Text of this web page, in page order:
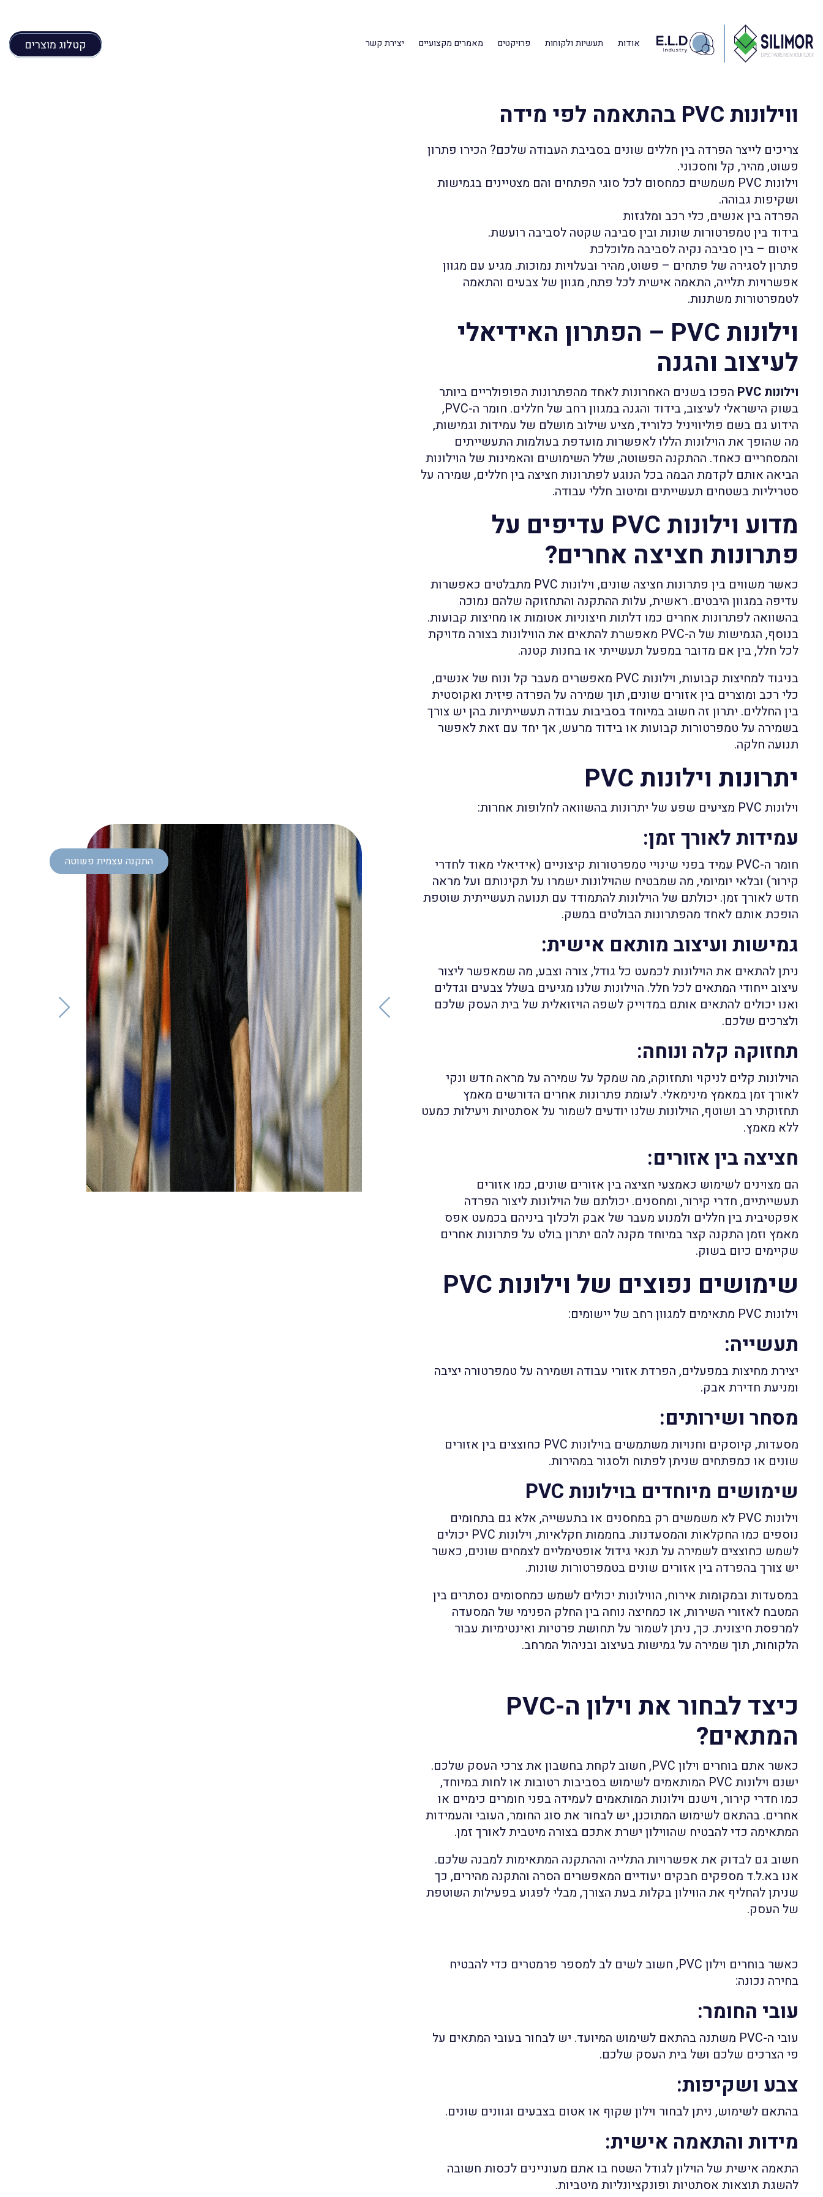
אודות תעשיות ולקוחות פרויקטים מאמרים מקצועיים יצירת קשר קטלוג מוצרים דף הבית»מוצרים» וילונות PVC »ווילונות PVC בהתאמה לפי מידה
ווילונות PVC בהתאמה לפי מידה
צריכים לייצר הפרדה בין חללים שונים בסביבת העבודה שלכם? הכירו פתרון
פשוט, מהיר, קל וחסכוני.
וילונות PVC משמשים כמחסום לכל סוגי הפתחים והם מצטיינים בגמישות
ושקיפות גבוהה.
הפרדה בין אנשים, כלי רכב ומלגזות
בידוד בין טמפרטורות שונות ובין סביבה שקטה לסביבה רועשת.
איטום – בין סביבה נקיה לסביבה מלוכלכת
פתרון לסגירה של פתחים – פשוט, מהיר ובעלויות נמוכות. מגיע עם מגוון
אפשרויות תלייה, התאמה אישית לכל פתח, מגוון של צבעים והתאמה
לטמפרטורות משתנות.
וילונות PVC – הפתרון האידיאלי
לעיצוב והגנה
וילונות PVC
הפכו בשנים האחרונות לאחד מהפתרונות הפופולריים ביותר
בשוק הישראלי לעיצוב, בידוד והגנה במגוון רחב של חללים. חומר ה-PVC,
הידוע גם בשם פוליוויניל כלוריד, מציע שילוב מושלם של עמידות וגמישות,
מה שהופך את הוילונות הללו לאפשרות מועדפת בעולמות התעשייתים
והמסחריים כאחד. ההתקנה הפשוטה, שלל השימושים והאמינות של הוילונות
הביאה אותם לקדמת הבמה בכל הנוגע לפתרונות חציצה בין חללים, שמירה על
סטריליות בשטחים תעשייתים ומיטוב חללי עבודה.
מדוע וילונות PVC עדיפים על
פתרונות חציצה אחרים?
כאשר משווים בין פתרונות חציצה שונים, וילונות PVC מתבלטים כאפשרות
עדיפה במגוון היבטים. ראשית, עלות ההתקנה והתחזוקה שלהם נמוכה
בהשוואה לפתרונות אחרים כמו דלתות חיצוניות אטומות או מחיצות קבועות.
בנוסף, הגמישות של ה-PVC מאפשרת להתאים את הווילונות בצורה מדויקת
לכל חלל, בין אם מדובר במפעל תעשייתי או בחנות קטנה.
בניגוד למחיצות קבועות, וילונות PVC מאפשרים מעבר קל ונוח של אנשים,
כלי רכב ומוצרים בין אזורים שונים, תוך שמירה על הפרדה פיזית ואקוסטית
בין החללים. יתרון זה חשוב במיוחד בסביבות עבודה תעשייתיות בהן יש צורך
בשמירה על טמפרטורות קבועות או בידוד מרעש, אך יחד עם זאת לאפשר
תנועה חלקה.
יתרונות וילונות PVC
וילונות PVC מציעים שפע של יתרונות בהשוואה לחלופות אחרות:
עמידות לאורך זמן:
חומר ה-PVC עמיד בפני שינויי טמפרטורות קיצוניים (אידיאלי מאוד לחדרי
קירור) ובלאי יומיומי, מה שמבטיח שהוילונות ישמרו על תקינותם ועל מראה
חדש לאורך זמן. יכולתם של הוילונות להתמודד עם תנועה תעשייתית שוטפת
הופכת אותם לאחד מהפתרונות הבולטים במשק.
גמישות ועיצוב מותאם אישית:
ניתן להתאים את הוילונות לכמעט כל גודל, צורה וצבע, מה שמאפשר ליצור
עיצוב ייחודי המתאים לכל חלל. הוילונות שלנו מגיעים בשלל צבעים וגדלים
ואנו יכולים להתאים אותם במדוייק לשפה הויזואלית של בית העסק שלכם
ולצרכים שלכם.
תחזוקה קלה ונוחה:
הוילונות קלים לניקוי ותחזוקה, מה שמקל על שמירה על מראה חדש ונקי
לאורך זמן במאמץ מינימאלי. לעומת פתרונות אחרים הדורשים מאמץ
תחזוקתי רב ושוטף, הוילונות שלנו יודעים לשמור על אסתטיות ויעילות כמעט
ללא מאמץ.
חציצה בין אזורים:
הם מצוינים לשימוש כאמצעי חציצה בין אזורים שונים, כמו אזורים
תעשייתיים, חדרי קירור, ומחסנים. יכולתם של הוילונות ליצור הפרדה
אפקטיבית בין חללים ולמנוע מעבר של אבק ולכלוך ביניהם בכמעט אפס
מאמץ וזמן התקנה קצר במיוחד מקנה להם יתרון בולט על פתרונות אחרים
שקיימים כיום בשוק.
שימושים נפוצים של וילונות PVC
וילונות PVC מתאימים למגוון רחב של יישומים:
תעשייה:
יצירת מחיצות במפעלים, הפרדת אזורי עבודה ושמירה על טמפרטורה יציבה
ומניעת חדירת אבק.
מסחר ושירותים:
מסעדות, קיוסקים וחנויות משתמשים בוילונות PVC כחוצצים בין אזורים
שונים או כמפתחים שניתן לפתוח ולסגור במהירות.
שימושים מיוחדים בוילונות PVC
וילונות PVC לא משמשים רק במחסנים או בתעשייה, אלא גם בתחומים
נוספים כמו החקלאות והמסעדנות. בחממות חקלאיות, וילונות PVC יכולים
לשמש כחוצצים לשמירה על תנאי גידול אופטימליים לצמחים שונים, כאשר
יש צורך בהפרדה בין אזורים שונים בטמפרטורות שונות.
במסעדות ובמקומות אירוח, הווילונות יכולים לשמש כמחסומים נסתרים בין
המטבח לאזורי השירות, או כמחיצה נוחה בין החלק הפנימי של המסעדה
למרפסת חיצונית. כך, ניתן לשמור על תחושת פרטיות ואינטימיות עבור
הלקוחות, תוך שמירה על גמישות בעיצוב ובניהול המרחב.
כיצד לבחור את וילון ה-PVC
המתאים?
כאשר אתם בוחרים וילון PVC, חשוב לקחת בחשבון את צרכי העסק שלכם.
ישנם וילונות PVC המותאמים לשימוש בסביבות רטובות או לחות במיוחד,
כמו חדרי קירור, וישנם וילונות המותאמים לעמידה בפני חומרים כימיים או
אחרים. בהתאם לשימוש המתוכנן, יש לבחור את סוג החומר, העובי והעמידות
המתאימה כדי להבטיח שהווילון ישרת אתכם בצורה מיטבית לאורך זמן.
חשוב גם לבדוק את אפשרויות התלייה וההתקנה המתאימות למבנה שלכם.
אנו בא.ל.ד מספקים חבקים יעודיים המאפשרים הסרה והתקנה מהירים, כך
שניתן להחליף את הווילון בקלות בעת הצורך, מבלי לפגוע בפעילות השוטפת
של העסק.
כאשר בוחרים וילון PVC, חשוב לשים לב למספר פרמטרים כדי להבטיח
בחירה נכונה:
עובי החומר:
עובי ה-PVC משתנה בהתאם לשימוש המיועד. יש לבחור בעובי המתאים על
פי הצרכים שלכם ושל בית העסק שלכם.
צבע ושקיפות:
בהתאם לשימוש, ניתן לבחור וילון שקוף או אטום בצבעים וגוונים שונים.
מידות והתאמה אישית:
התאמה אישית של הוילון לגודל השטח בו אתם מעוניינים לכסות חשובה
להשגת תוצאות אסתטיות ופונקציונליות מיטביות.
התקנה עצמית פשוטה